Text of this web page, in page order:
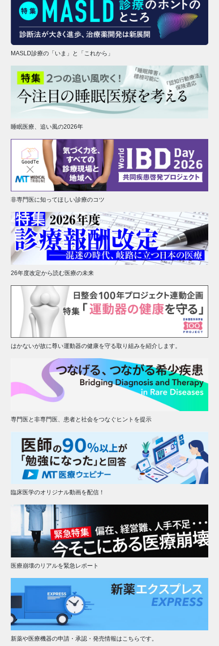
MASLD診療の「いま」と「これから」
睡眠医療、追い風の2026年
非専門医に知ってほしい診療のコツ
26年度改定から読む医療の未来
はかないが故に尊い運動器の健康を守る取り組みを紹介します。
専門医と非専門医、患者と社会をつなぐヒントを提示
臨床医学のオリジナル動画を配信！
医療崩壊のリアルを緊急レポート
新薬や医療機器の申請・承認・発売情報はこちらです。